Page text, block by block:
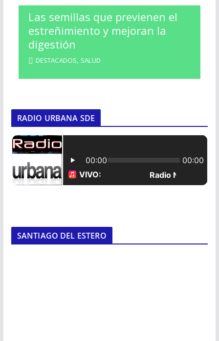
Las semillas que previenen el
estreñimiento y mejoran la
digestión
DESTACADOS, SALUD
RADIO URBANA SDE
SANTIAGO DEL ESTERO